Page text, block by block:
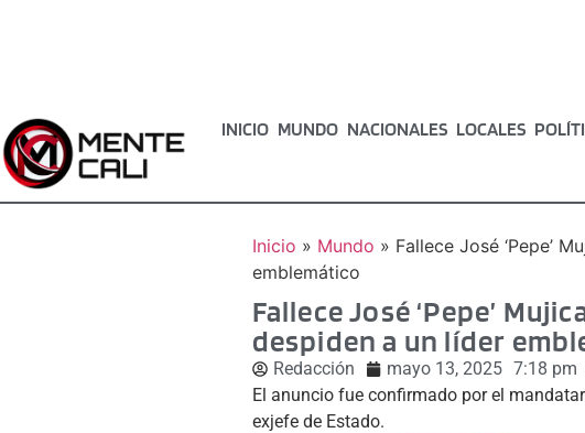
INICIO MUNDO NACIONALES LOCALES
Inicio » Mundo » Fallece José ‘Pepe’
emblemático
Fallece José ‘Pepe’
despiden a un líder
Redacción mayo 13, 2025 7:18 pm
El anuncio fue confirmado por el
exjefe de Estado.